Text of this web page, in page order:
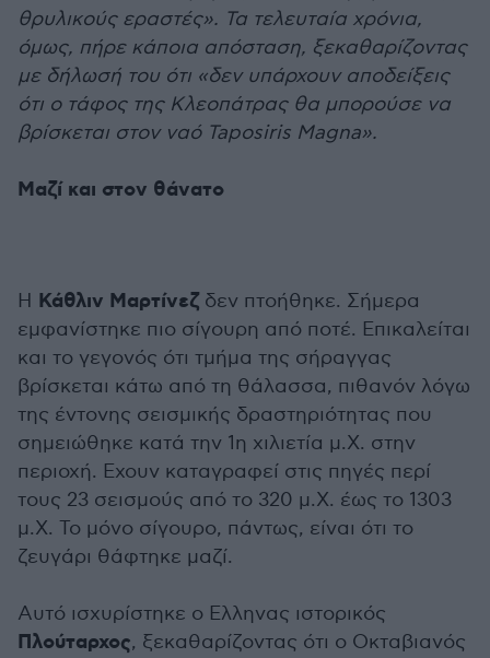
θρυλικούς εραστές». Τα τελευταία χρόνια,
όμως, πήρε κάποια απόσταση, ξεκαθαρίζοντας
με δήλωσή του ότι «δεν υπάρχουν αποδείξεις
ότι ο τάφος της Κλεοπάτρας θα μπορούσε να
βρίσκεται στον ναό Taposiris Magna».
Μαζί και στον θάνατο
Η Κάθλιν Μαρτίνεζ δεν πτοήθηκε. Σήμερα
εμφανίστηκε πιο σίγουρη από ποτέ. Επικαλείται
και το γεγονός ότι τμήμα της σήραγγας
βρίσκεται κάτω από τη θάλασσα, πιθανόν λόγω
της έντονης σεισμικής δραστηριότητας που
σημειώθηκε κατά την 1η χιλιετία μ.Χ. στην
περιοχή. Εχουν καταγραφεί στις πηγές περί
τους 23 σεισμούς από το 320 μ.Χ. έως το 1303
μ.Χ. Το μόνο σίγουρο, πάντως, είναι ότι το
ζευγάρι θάφτηκε μαζί.
Αυτό ισχυρίστηκε ο Ελληνας ιστορικός
Πλούταρχος, ξεκαθαρίζοντας ότι ο Οκταβιανός